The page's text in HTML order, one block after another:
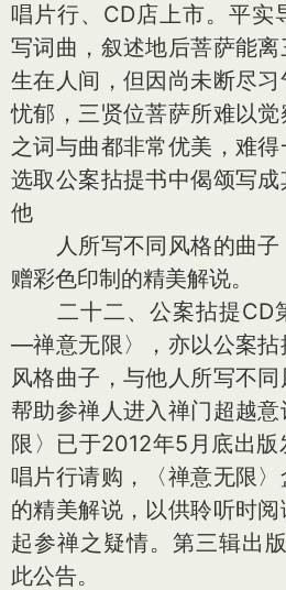
唱片行、CD店上市。平实
写词曲，叙述地后菩萨能
生在人间，但因尚未断尽
忧郁，三贤位菩萨所难以
之词与曲都非常优美，难
选取公案拈提书中偈颂写
他
人所写不同风格的曲子
赠彩色印制的精美解说。
二十二、公案拈提CD
—禅意无限〉，亦以公案拈
风格曲子，与他人所写不同
帮助参禅人进入禅门超越
限〉已于2012年5月底出
唱片行请购，〈禅意无限
的精美解说，以供聆听时
起参禅之疑情。第三辑出
此公告。